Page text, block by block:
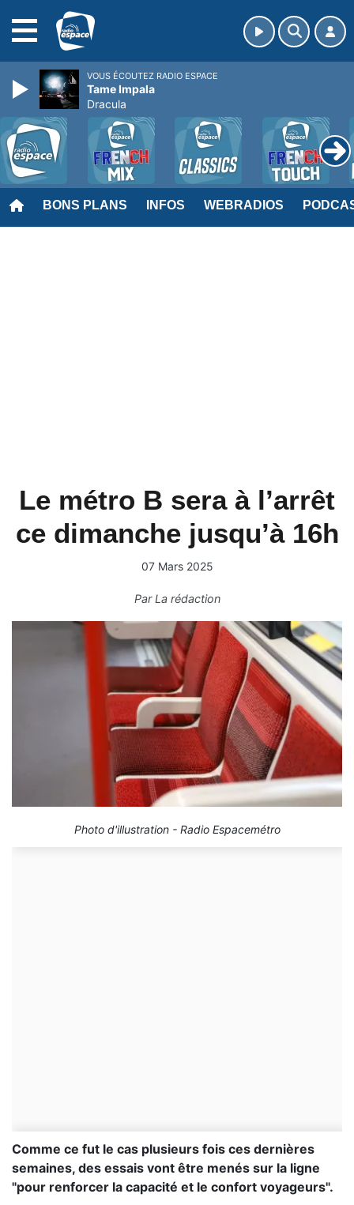
BONS PLANS INFOS WEBRADIOS
Le métro B sera à l’arrêt
ce dimanche jusqu’à 16h
07 Mars 2025
ParLa rédaction
Photo d'illustration - Radio Espacemétro
Comme ce fut le cas plusieurs fois ces dernières
semaines, des essais vont être menés sur la ligne
"pour renforcer la capacité et le confort voyageurs".
VOUS ÉCOUTEZ RADIO ESPACE
Tame Impala
Dracula